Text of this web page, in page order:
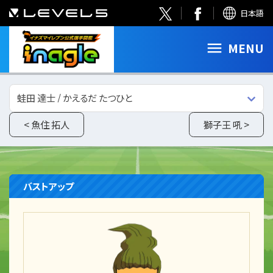
日本語
MENU
< 魚住 拓人
蛙田 達士 / かえるだ たつひと
獅子王 吼 >
バストアップ